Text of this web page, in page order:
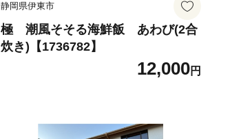
静岡県伊東市
極 潮風そそる海鮮飯 あわび(2合
炊き)【1736782】
12,000円